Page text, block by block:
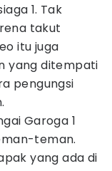
1. Tak
takut
itu juga
yang ditempati
pengungsi
Garoga 1
teman.
yang ada di